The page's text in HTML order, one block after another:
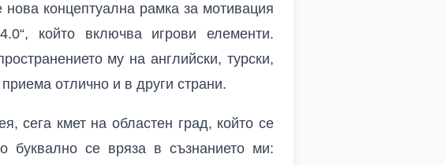
концептуална рамка за мотивация
който включва игрови елементи.
му на английски, турски,
отлично и в други страни.
сега кмет на областен град, който се
буквално се вряза в съзнанието ми: